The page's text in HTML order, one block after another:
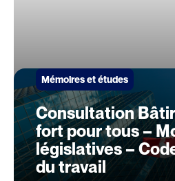
Mémoires et études
Consultation
fort pour tous –
législatives –
du travail